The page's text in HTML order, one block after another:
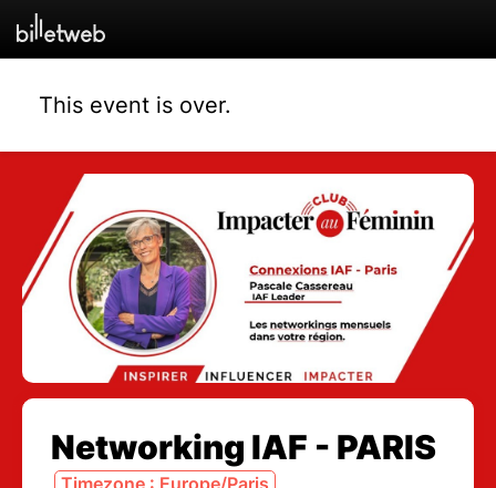
This event is over.
Networking IAF - PARIS